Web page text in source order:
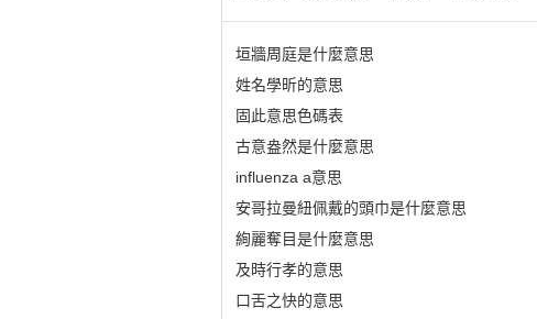
垣牆周庭是什麼意思
姓名學昕的意思
固此意思色碼表
古意盎然是什麼意思
influenza a意思
安哥拉曼紐佩戴的頭巾是什麼意思
絢麗奪目是什麼意思
及時行孝的意思
口舌之快的意思